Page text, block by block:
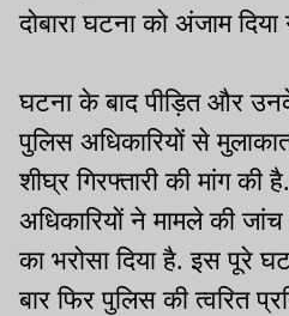
दोबारा घटना को अंजाम दिया
घटना के बाद पीड़ित और
पुलिस अधिकारियों से
शीघ्र गिरफ्तारी की मांग की
अधिकारियों ने मामले की
का भरोसा दिया है. इस पूरे
बार फिर पुलिस की त्वरित